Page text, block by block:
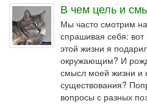
В чем цель и
Мы часто смотрим
спрашивая себя:
этой жизни я
окружающим? И
смысл моей жизни и
существования?
вопросы с разных